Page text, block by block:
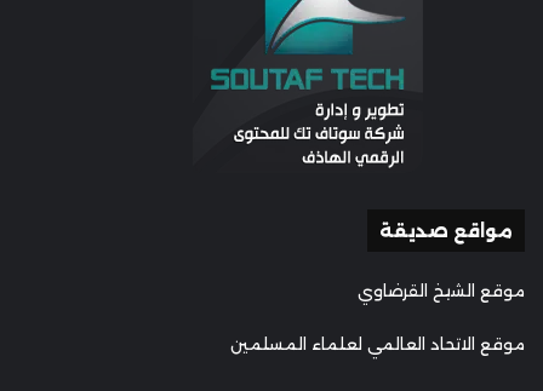
مواقع صديقة
موقع الشيخ القرضاوي
موقع الاتحاد العالمي لعلماء المسلمين